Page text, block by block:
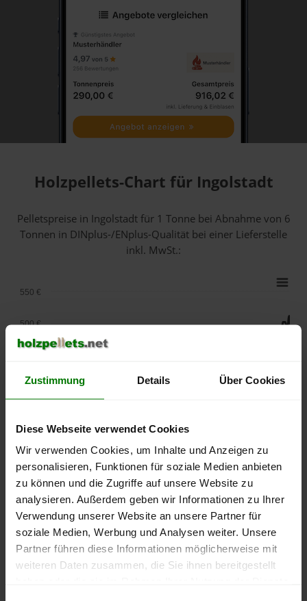
Zustimmung Details Über Cookies
Diese Webseite verwendet Cookies
Wir verwenden Cookies, um Inhalte und Anzeigen zu
personalisieren, Funktionen für soziale Medien anbieten
zu können und die Zugriffe auf unsere Website zu
analysieren. Außerdem geben wir Informationen zu Ihrer
Verwendung unserer Website an unsere Partner für
soziale Medien, Werbung und Analysen weiter. Unsere
Partner führen diese Informationen möglicherweise mit
weiteren Daten zusammen, die Sie ihnen bereitgestellt
Holzpellets-Chart für Ingolstadt
Pelletspreise in Ingolstadt für 1 Tonne bei Abnahmevon 6
Tonnen in DINplus-/ENplus-Qualität bei einer Lieferstelle
inkl. MwSt.:
2025
2026
2026
250 €
300 €
400 €
500 €
550 €
Die aktuelle Preisentwicklung für Holzpellets in Deutschland
können Sie jederzeit auf unsererPelletspreise-Seite